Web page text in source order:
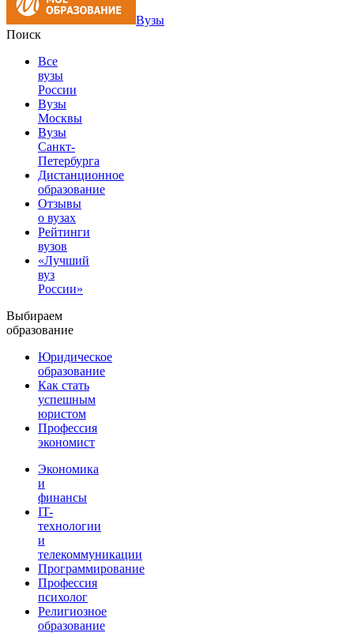
Вузы
Поиск
Все
вузы
России
Вузы
Москвы
Вузы
Санкт-
Петербурга
Дистанционное
образование
Отзывы
о вузах
Рейтинги
вузов
«Лучший
вуз
России»
Выбираем
образование
Юридическое
образование
Как стать
успешным
юристом
Профессия
экономист
Экономика
и
финансы
IT-
технологии
и
телекоммуникации
Программирование
Профессия
психолог
Религиозное
образование